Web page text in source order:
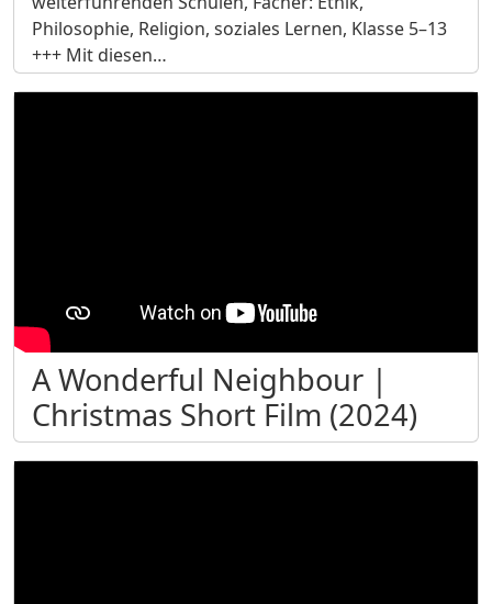
Philosophie, Religion, soziales Lernen, Klasse 5–13
+++ Mit diesen…
A Wonderful Neighbour |
Christmas Short Film (2024)